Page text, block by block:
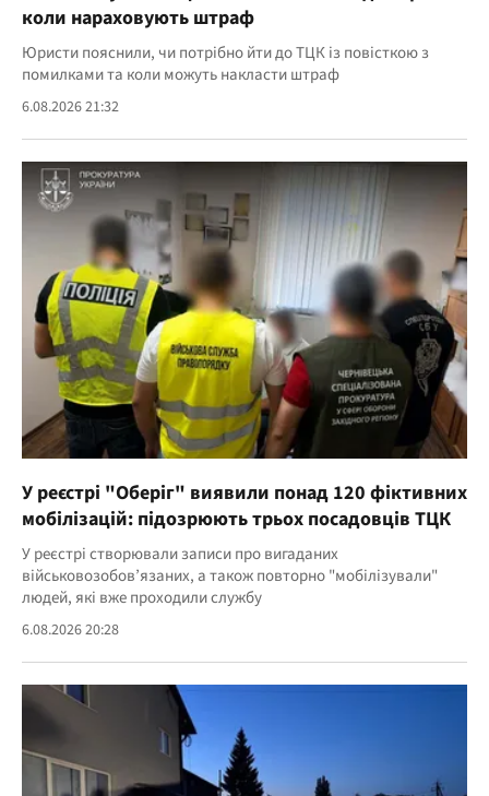
коли нараховують штраф
Юристи пояснили, чи потрібно йти до ТЦК із повісткою з
помилками та коли можуть накласти штраф
6.08.2026 21:32
У реєстрі "Оберіг" виявили понад 120 фіктивних
мобілізацій: підозрюють трьох посадовців ТЦК
У реєстрі створювали записи про вигаданих
військовозобов’язаних, а також повторно "мобілізували"
людей, які вже проходили службу
6.08.2026 20:28